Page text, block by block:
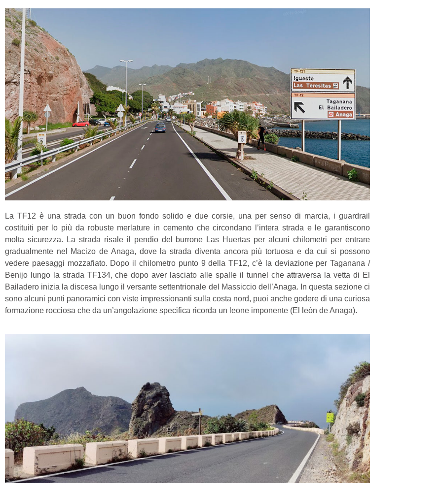
La TF12 è una strada con un buon fondo solido e due corsie, una per senso di marcia, i guardrail
costituiti per lo più da robuste merlature in cemento che circondano l’intera strada e le garantiscono
molta sicurezza. La strada risale il pendio del burrone Las Huertas per alcuni chilometri per entrare
gradualmente nel Macizo de Anaga, dove la strada diventa ancora più tortuosa e da cui si possono
vedere paesaggi mozzafiato. Dopo il chilometro punto 9 della TF12, c’è la deviazione per Taganana /
Benijo lungo la strada TF134, che dopo aver lasciato alle spalle il tunnel che attraversa la vetta di El
Bailadero inizia la discesa lungo il versante settentrionale del Massiccio dell’Anaga. In questa sezione ci
sono alcuni punti panoramici con viste impressionanti sulla costa nord, puoi anche godere di una curiosa
formazione rocciosa che da un’angolazione specifica ricorda un leone imponente (El león de Anaga).